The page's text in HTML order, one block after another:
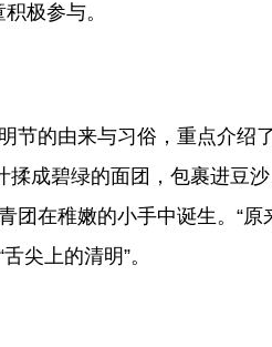
极参与。
的由来与习俗，重点介绍
揉成碧绿的面团，包裹进豆
在稚嫩的小手中诞生。“原
尖上的清明”。